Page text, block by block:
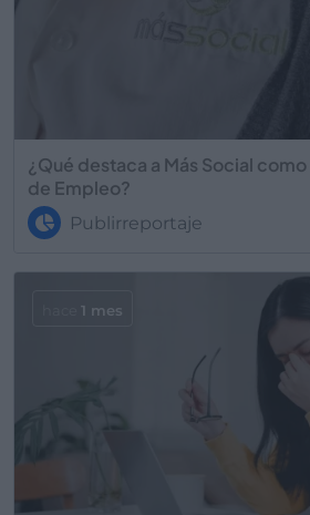
¿Qué destaca a Más Social
de Empleo?
Publirreportaje
1 mes